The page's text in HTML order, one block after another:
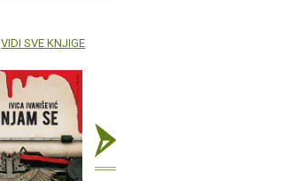
VIDI SVE KNJIGE